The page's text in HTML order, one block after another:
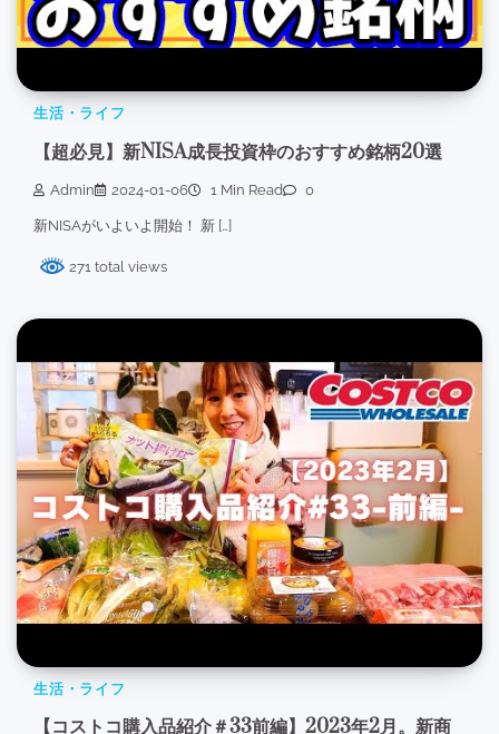
生活・ライフ
【超必見】新NISA成長投資枠のおすすめ銘柄20選
Admin 2024-01-06 1 Min Read 0
新NISAがいよいよ開始！ 新 […]
271 total views
生活・ライフ
【コストコ購入品紹介＃33前編】2023年2月。新商